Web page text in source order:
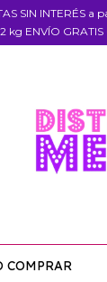
SIN INTERÉS
kg ENVÍO
COMPRAR